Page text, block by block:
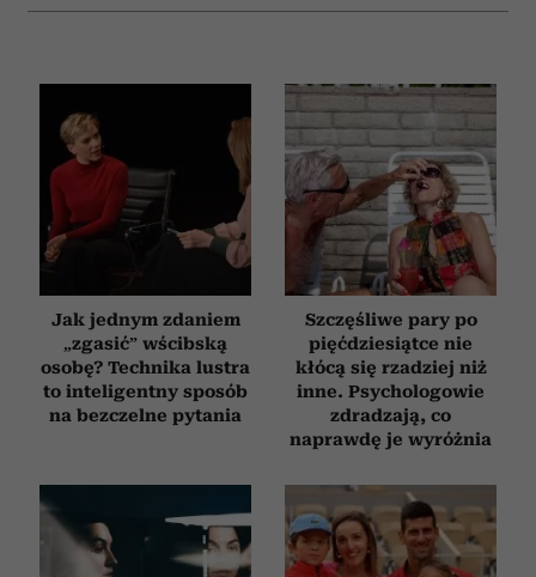
Jak jednym zdaniem
„zgasić” wścibską
osobę? Technika lustra
to inteligentny sposób
na bezczelne pytania
Szczęśliwe pary po
pięćdziesiątce nie
kłócą się rzadziej niż
inne. Psychologowie
zdradzają, co
naprawdę je wyróżnia